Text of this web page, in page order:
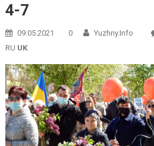
4-7
09.05.2021 0 Yuzhny.info
RU UK